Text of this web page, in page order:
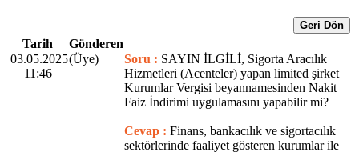
Geri Dön
Tarih
Gönderen
03.05.2025
11:46
(Üye) Soru : SAYIN İLGİLİ, Sigorta Aracılık
Hizmetleri (Acenteler) yapan limited şirket
Kurumlar Vergisi beyannamesinden Nakit
Faiz İndirimi uygulamasını yapabilir mi?
Cevap : Finans, bankacılık ve sigortacılık
sektörlerinde faaliyet gösteren kurumlar ile